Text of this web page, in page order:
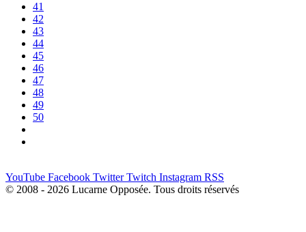
41
42
43
44
45
46
47
48
49
50
YouTube Facebook Twitter Twitch Instagram RSS
© 2008 - 2026 Lucarne Opposée. Tous droits réservés